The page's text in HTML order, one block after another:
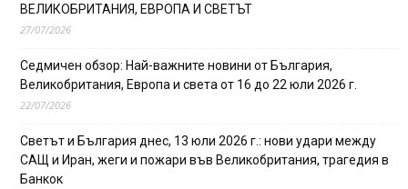
ВЕЛИКОБРИТАНИЯ, ЕВРОПА И СВЕТЪТ
27/07/2026
Седмичен обзор: Най-важните новини от България,
Великобритания, Европа и света от 16 до 22 юли 2026 г.
22/07/2026
Светът и България днес, 13 юли 2026 г.: нови удари между
САЩ и Иран, жеги и пожари във Великобритания, трагедия в
Банкок